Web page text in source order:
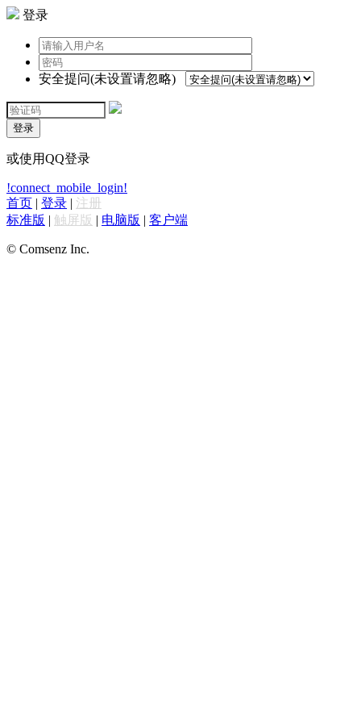
登录
安全提问(未设置请忽略)
登录
或使用QQ登录
!connect_mobile_login!
首页 | 登录 | 注册
标准版 | 触屏版 | 电脑版 | 客户端
© Comsenz Inc.